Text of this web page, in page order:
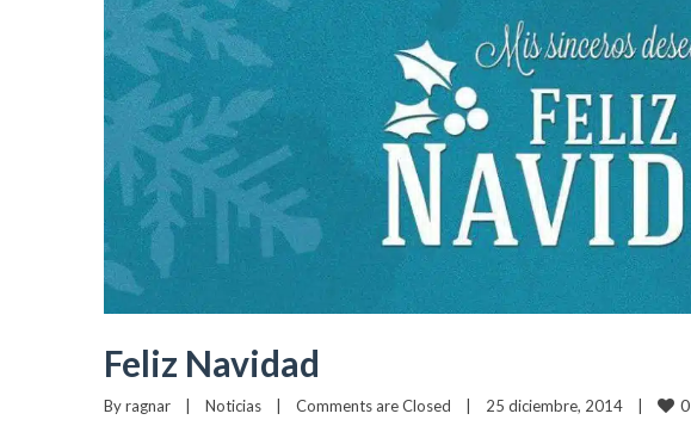
Feliz Navidad
By ragnar Noticias Comments are Closed 25 diciembre, 2014 0